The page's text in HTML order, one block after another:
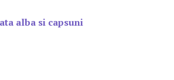
alba si capsuni